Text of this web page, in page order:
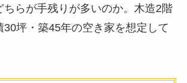
ちらが手残りが多いのか。木造2階
30坪・築45年の空き家を想定して